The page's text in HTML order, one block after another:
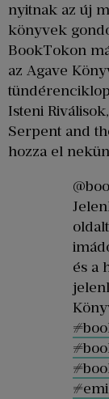
nyitnak az új
könyvek
BookTokon
az Agave
Isteni
Serpent and
hozza el
és a